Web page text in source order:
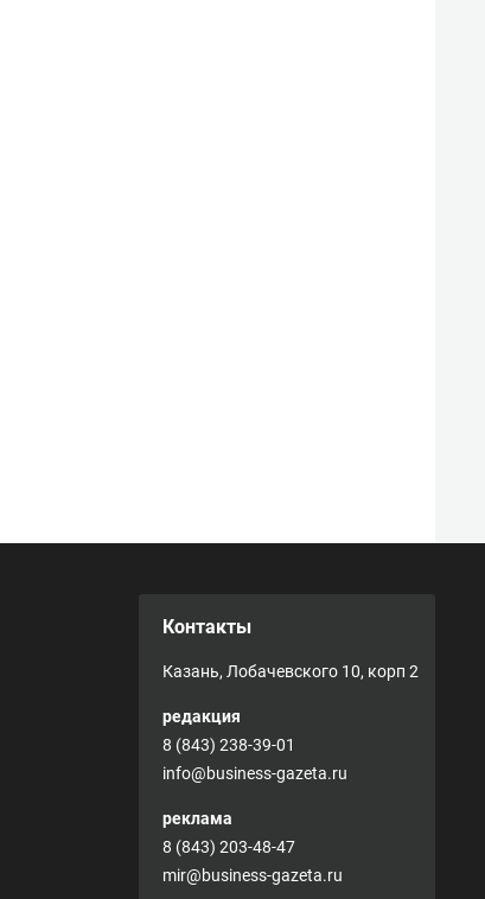
Контакты
Казань, Лобачевского 10, корп 2
редакция
8 (843) 238-39-01
info@business-gazeta.ru
реклама
8 (843) 203-48-47
mir@business-gazeta.ru